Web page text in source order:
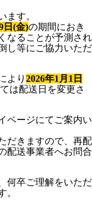
ます。
日(金)の期間におき
なる ことが予測され
し等にご協力いただ
より 2026年1月1日
は配送日を変更さ
ページにてご案内い
きますので、 再配
配送事業者へお問合
何卒ご理解をいただ
。